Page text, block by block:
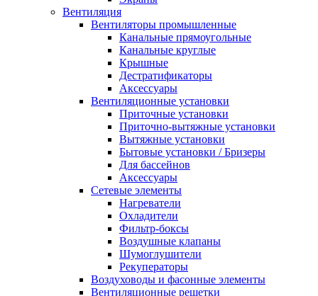
Вентиляция
Вентиляторы промышленные
Канальные прямоугольные
Канальные круглые
Крышные
Дестратификаторы
Аксессуары
Вентиляционные установки
Приточные установки
Приточно-вытяжные установки
Вытяжные установки
Бытовые установки / Бризеры
Для бассейнов
Аксессуары
Сетевые элементы
Нагреватели
Охладители
Фильтр-боксы
Воздушные клапаны
Шумоглушители
Рекуператоры
Воздуховоды и фасонные элементы
Вентиляционные решетки